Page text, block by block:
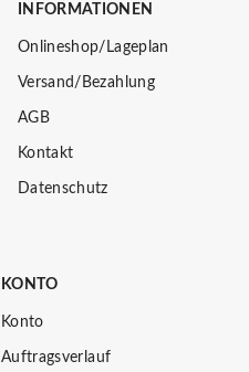
INFORMATIONEN
Onlineshop/Lageplan
Versand/Bezahlung
AGB
Kontakt
Datenschutz
KONTO
Konto
Auftragsverlauf